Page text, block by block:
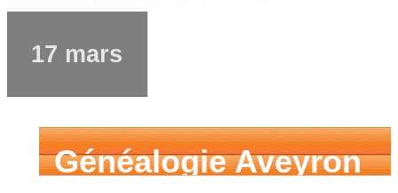
17 mars
Généalogie Aveyron